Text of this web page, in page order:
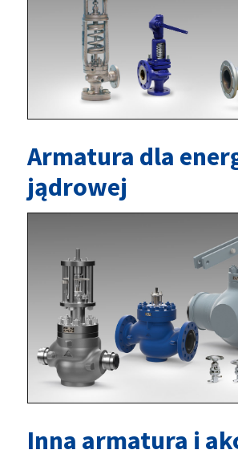
Armatura dla
jądrowej
Inna armatura i